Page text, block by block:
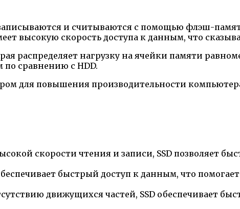
и считываются с помощью флэш-
высокую скорость доступа к данным, что
распределяет нагрузку на ячейки памяти
по сравнению с HDD.
для повышения производительности
скорости чтения и записи, SSD позволяет
быстрый доступ к данным, что
движущихся частей, SSD обеспечивает